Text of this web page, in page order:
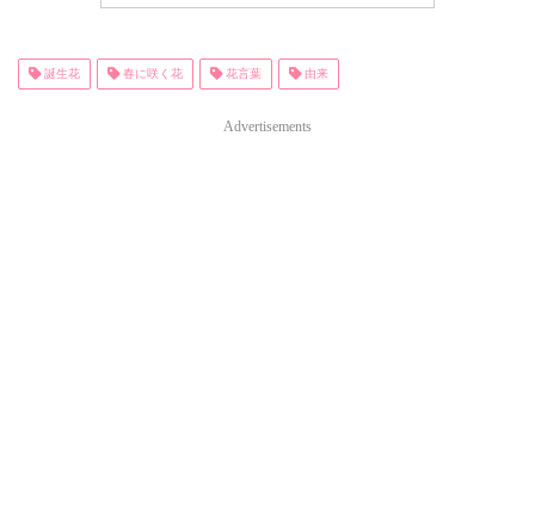
誕生花 春に咲く花 花言葉 由来
Advertisements